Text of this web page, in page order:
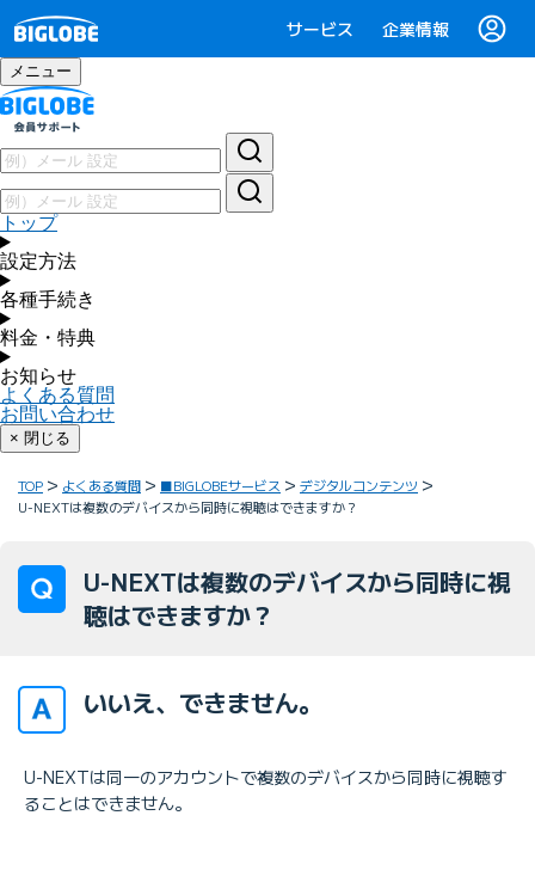
サービス 企業情報
メニュー
トップ
設定方法
各種手続き
料金・特典
お知らせ
よくある質問
お問い合わせ
× 閉じる
TOP よくある質問 ■BIGLOBEサービス
デジタルコンテンツ
U-NEXTは複数のデバイスから同時に視聴はできますか？
U-NEXTは複数のデバイスから同時に視
聴はできますか？
いいえ、できません。
U-NEXTは同一のアカウントで複数のデバイスから同時に視聴す
ることはできません。